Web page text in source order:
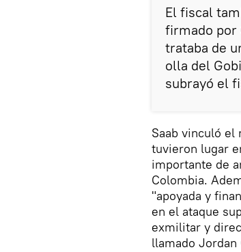
El fiscal
firmado por
trataba de
olla del
subrayó el
Saab vinculó
tuvieron lugar
importante de
Colombia.
"apoyada y
en el ataque
exmilitar y
llamado Jordan